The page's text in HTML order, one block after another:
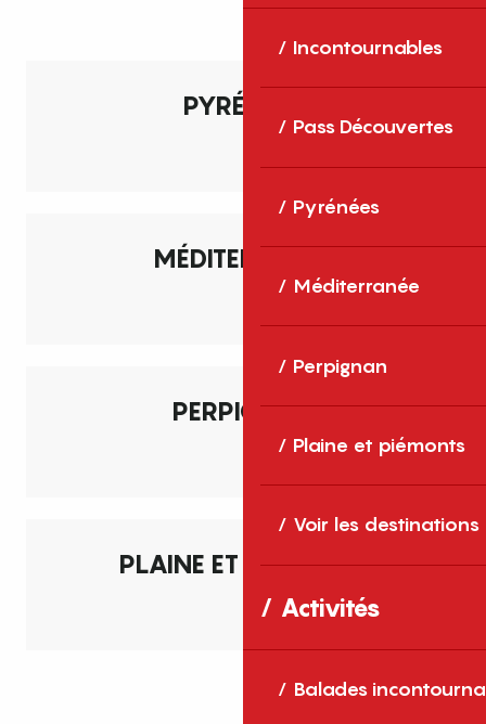
Incontournables
Pass Découvertes
Pyrénées
Méditerranée
Perpignan
Plaine et piémonts
Voir les destinations
Activités
Balades
PYRÉNÉES
toute l’année au sommet
MÉDITERRANÉE
un terrain de jeu é(PO)ustouflant
PERPIGNAN
la Catalane
PLAINE ET PIÉMONTS
battant du Roussillon